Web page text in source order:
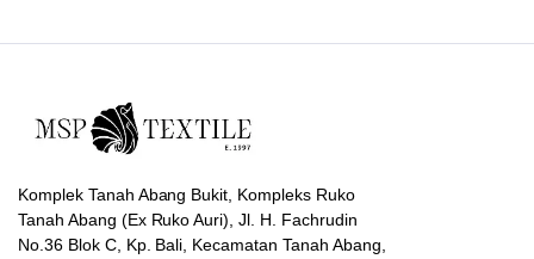
francophones.
Komplek Tanah Abang Bukit, Kompleks Ruko
Tanah Abang (Ex Ruko Auri), Jl. H. Fachrudin
No.36 Blok C, Kp. Bali, Kecamatan Tanah Abang,